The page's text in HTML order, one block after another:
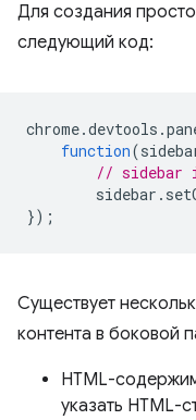
Для создания
следующий код:
chrome.devtools .
function(
// sidebar
sidebar .
});
Существует
контента в боковой
HTML-
указать HTML-